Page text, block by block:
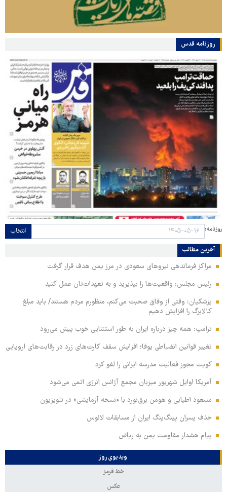
روزنامه قدس
روزنامه: انتخاب
آخرین مطالب
مراکز فرماندهی نیروهای سعودی در مرز یمن هدف قرار گرفت
رئیس مجلس: واقعیت‌ها را بپذیرید و به تعهدات‌تان عمل کنید
پزشکیان: وقتی از وفاق صحبت می‌کنم، منظورم مردم هستند/ باید مبلغ
کالابرگ را افزایش دهیم
ترامپ: همه چیز درباره ایران به طور استثنایی خوب پیش می‌رود
تغییر قوانین انضباطی یوفا؛ افزایش سقف کارت‌های زرد در رقابت‌های اروپایی
کویت مجوز فعالیت مدرسه ایرانی را لغو کرد
آمریکا اوایل شهریور میزبان مجمع آژانس انرژی اتمی می‌شود
مسعود اطیابی و هومن برق‌نورد با «نسخه آزمایشی» در تلویزیون
حذف پسران پینگ‌پنگ ایران از مسابقات لائوس
پیام هشدار مقاومت یمن به ریاض
ویدیوی روز
خط قرمز
عکس